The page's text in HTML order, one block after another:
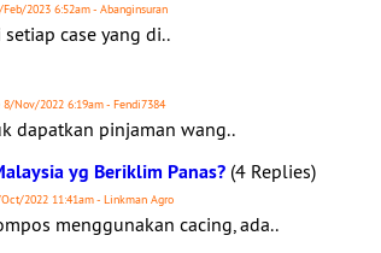
2023 6:52am - Abanginsuran
case yang di..
8/Nov/2022 6:19am - Fendi7384
dapatkan pinjaman wang..
yg Beriklim Panas? (4 Replies)
2022 11:41am - Linkman Agro
menggunakan cacing, ada..